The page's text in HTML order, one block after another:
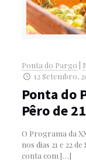
Ponta do Pargo
12 Setembro,
Ponta do
Pêro de
O Programa da
nos dias 21 e 22
conta com […]